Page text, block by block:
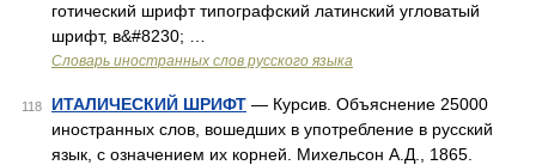
готический шрифт типографский латинский угловатый
шрифт, в&#8230; …
Словарь иностранных слов русского языка
118 ИТАЛИЧЕСКИЙ ШРИФТ — Курсив. Объяснение 25000
иностранных слов, вошедших в употребление в русский
язык, с означением их корней. Михельсон А.Д., 1865.